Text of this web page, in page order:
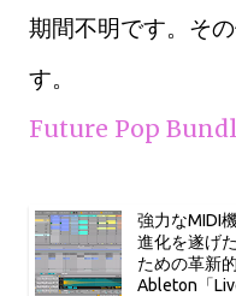
期間不明です。そ
す。
Future Pop
強力なMIDI
進化を遂げ
ための革新
Ableton「